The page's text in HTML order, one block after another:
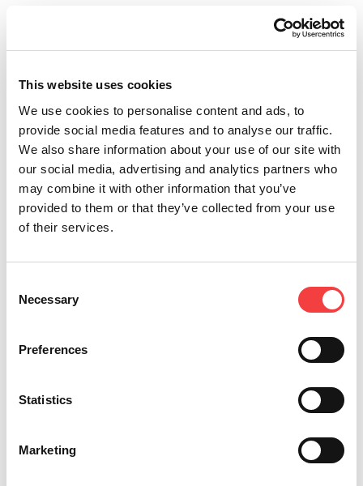
This website uses cookies
We use cookies to personalise content and ads, to
provide social media features and to analyse our traffic.
We also share information about your use of our site with
our social media, advertising and analytics partners who
may combine it with other information that you’ve
provided to them or that they’ve collected from your use
of their services.
Selection
Necessary
Preferences
Statistics
Marketing
conditions
promotions et des infos sur les
Envoyer